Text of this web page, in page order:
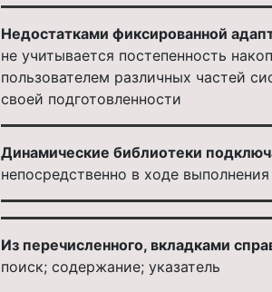
Недостатками фиксированной
не учитывается постепенность
пользователем различных частей
своей подготовленности
Динамические библиотеки
непосредственно в ходе выполнения
Из перечисленного, вкладками
поиск; содержание; указатель